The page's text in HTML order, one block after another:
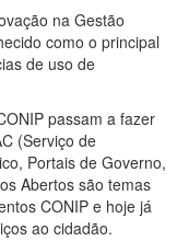
na Gestão
como o principal
de uso de
passam a fazer
(Serviço de
Portais de Governo,
Abertos são temas
CONIP e hoje já
ao cidadão.